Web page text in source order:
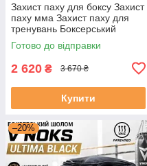
Захист паху для боксу Захист
паху мма Захист паху для
тренувань Боксерський
захист паху V`Noks Vi Venti
Готово до відправки
2 620 ₴ 3 670 ₴
Купити
–20%